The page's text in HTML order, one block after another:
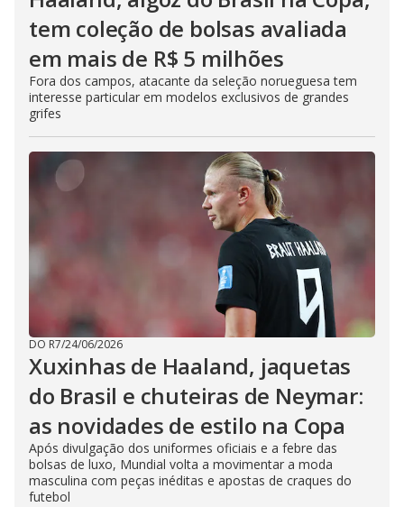
tem coleção de bolsas avaliada
em mais de R$ 5 milhões
Fora dos campos, atacante da seleção norueguesa tem
interesse particular em modelos exclusivos de grandes
grifes
DO R7/24/06/2026
Xuxinhas de Haaland, jaquetas
do Brasil e chuteiras de Neymar:
as novidades de estilo na Copa
Após divulgação dos uniformes oficiais e a febre das
bolsas de luxo, Mundial volta a movimentar a moda
masculina com peças inéditas e apostas de craques do
futebol